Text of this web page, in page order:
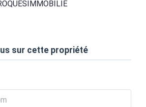
sur cette propriété